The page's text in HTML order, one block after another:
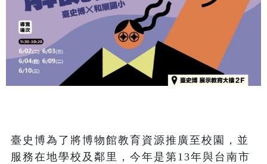
臺史博為了將博物館教育資源推廣至校園，並
服務在地學校及鄰里，今年是第13年與台南市